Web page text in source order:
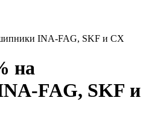
INA-FAG, SKF и CX
на
FAG, SKF и